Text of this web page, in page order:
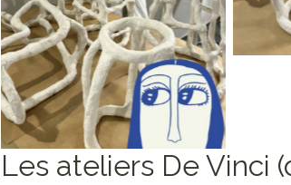
Les ateliers De Vinci